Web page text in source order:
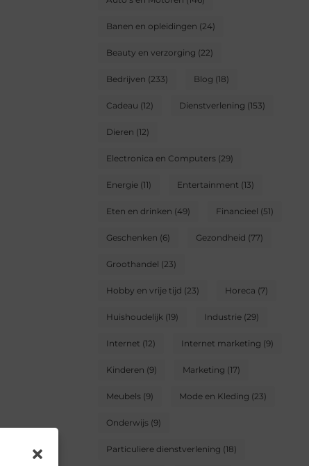
Banen en opleidingen (24)
Beauty en verzorging (22)
Bedrijven (233) Blog (18)
Cadeau (12) Dienstverlening (153)
Dieren (12)
Electronica en Computers (29)
Energie (11) Entertainment (13)
Eten en drinken (49) Financieel (51)
Geschenken (6) Gezondheid (77)
Groothandel (23)
Hobby en vrije tijd (23) Horeca (7)
Huishoudelijk (19) Industrie (29)
Internet (12) Internet marketing (9)
Kinderen (9) Marketing (17)
Meubels (9) Mode en Kleding (23)
Onderwijs (9)
Particuliere dienstverlening (18)